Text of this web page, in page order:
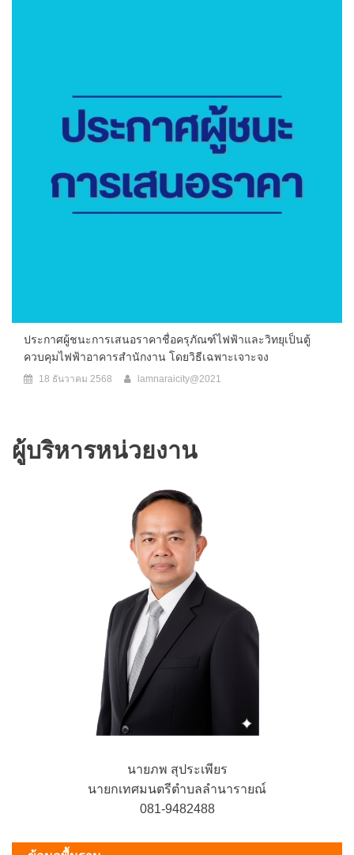
ประกาศผู้ชนะการเสนอราคาชื่อครุภัณฑ์ไฟฟ้าและวิทยุเป็นตู้
ควบคุมไฟฟ้าอาคารสำนักงาน โดยวิธีเฉพาะเจาะจง
18 ธันวาคม 2568 lamnaraicity@2021
ผู้บริหารหน่วยงาน
นายภพ สุประเพียร
นายกเทศมนตรีตำบลลำนารายณ์
081-9482488